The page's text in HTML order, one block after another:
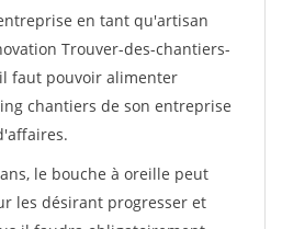
en tant qu'artisan
Trouver-des-chantiers-
faut pouvoir alimenter
chantiers de son entreprise
le bouche à oreille peut
les désirant progresser et